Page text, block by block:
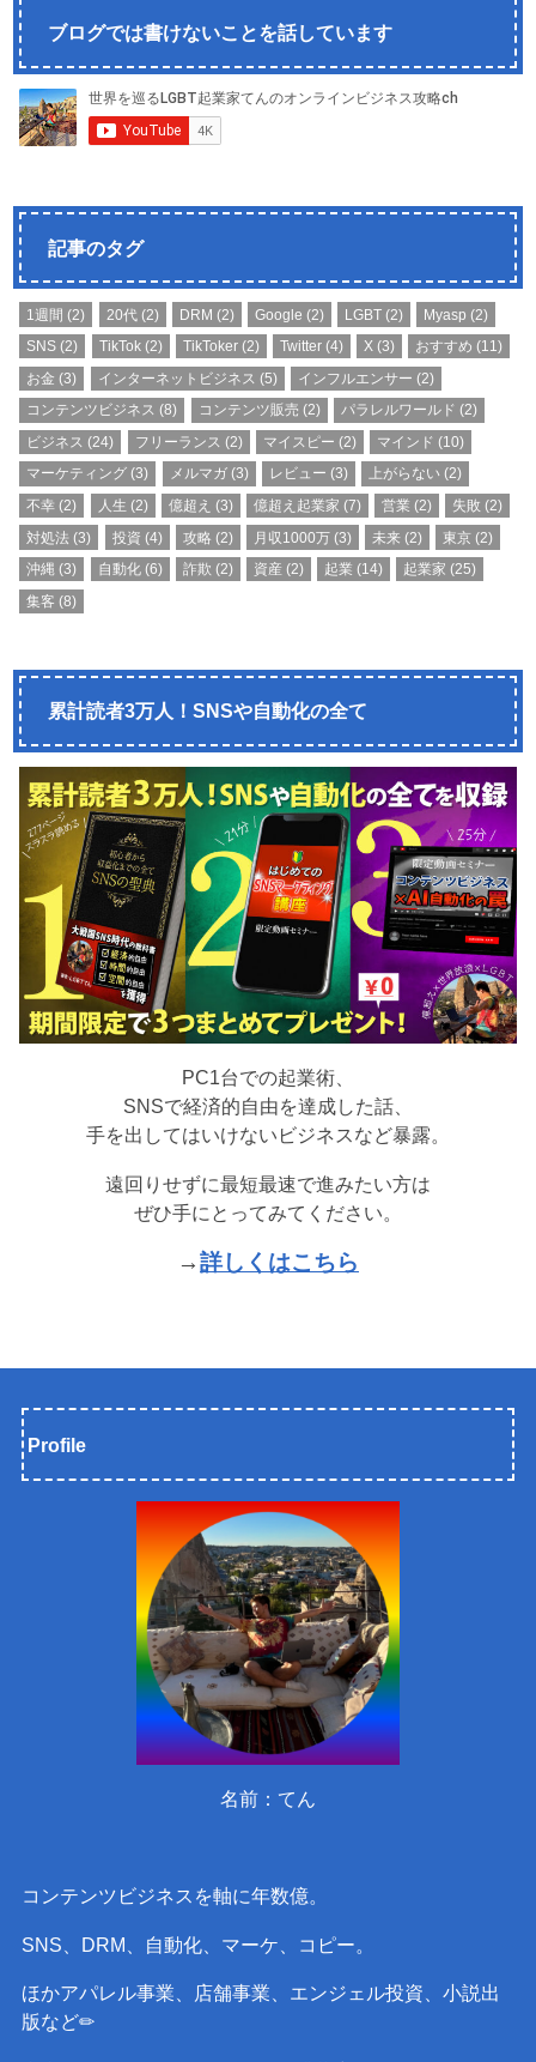
ブログでは書けないことを話しています
記事のタグ
1週間 (2) 20代 (2) DRM (2) Google (2) LGBT (2) Myasp (2)
SNS (2) TikTok(2) TikToker(2) Twitter (4) X (3) おすすめ (11)
お金 (3) インターネットビジネス (5) インフルエンサー (2)
コンテンツビジネス (8) コンテンツ販売 (2) パラレルワールド (2)
ビジネス (24) フリーランス (2) マイスピー (2) マインド (10)
マーケティング (3) メルマガ(3) レビュー (3) 上がらない (2)
不幸 (2) 人生 (2) 億超え (3) 億超え起業家 (7) 営業 (2) 失敗 (2)
対処法 (3) 投資 (4) 攻略 (2) 月収1000万 (3) 未来 (2) 東京 (2)
沖縄 (3) 自動化(6) 詐欺 (2) 資産 (2) 起業 (14) 起業家 (25)
集客 (8)
累計読者3万人！SNSや自動化の全て
PC1台での起業術、
SNSで経済的自由を達成した話、
手を出してはいけないビジネスなど暴露。
遠回りせずに最短最速で進みたい方は
ぜひ手にとってみてください。
→詳しくはこちら
Profile
名前：てん
コンテンツビジネスを軸に年数億。
SNS、DRM、自動化、マーケ、コピー。
ほかアパレル事業、店舗事業、エンジェル投資、小説出
版など✏︎